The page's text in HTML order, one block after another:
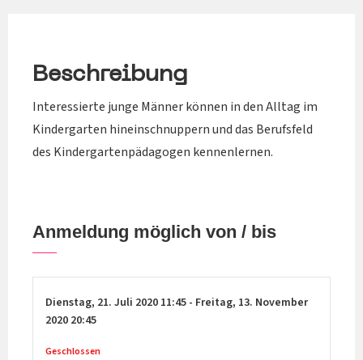
Beschreibung
Interessierte junge Männer können in den Alltag im
Kindergarten hineinschnuppern und das Berufsfeld
des Kindergartenpädagogen kennenlernen.
Anmeldung möglich von / bis
Dienstag, 21. Juli 2020 11:45 - Freitag, 13. November
2020 20:45
Geschlossen